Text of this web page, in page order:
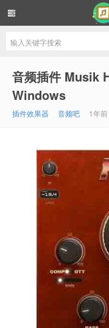
音频插件 Musik
Windows
插件效果器 音频吧 1年